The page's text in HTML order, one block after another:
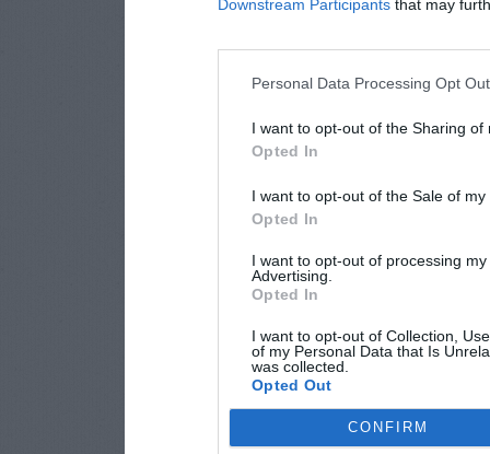
Downstream Participants that may
Personal Data Processing Opt
I want to opt-out of the Sharing of
Opted In
I want to opt-out of the Sale of
Opted In
I want to opt-out of processing
Advertising.
Opted In
I want to opt-out of Collection,
of my Personal Data that Is
was collected.
Opted Out
CONFIRM